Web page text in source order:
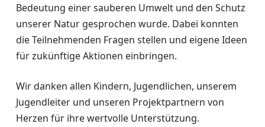
Bedeutung einer sauberen Umwelt und den Schutz
unserer Natur gesprochen wurde. Dabei konnten
die Teilnehmenden Fragen stellen und eigene Ideen
für zukünftige Aktionen einbringen.
Wir danken allen Kindern, Jugendlichen, unserem
Jugendleiter und unseren Projektpartnern von
Herzen für ihre wertvolle Unterstützung.